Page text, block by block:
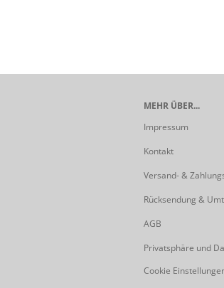
MEHR ÜBER...
Impressum
Kontakt
Versand- &
Rücksendung &
AGB
Privatsphäre und
Cookie